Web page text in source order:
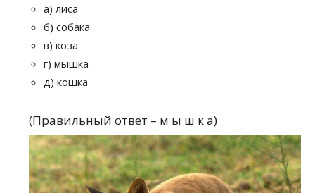
а) лиса
б) собака
в) коза
г) мышка
д) кошка
(Правильный ответ – м ы ш к а)